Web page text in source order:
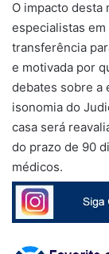
O impacto desta
especialistas
transferência
e motivada por
debates sobre a
isonomia do
casa será
do prazo de 90
médicos.